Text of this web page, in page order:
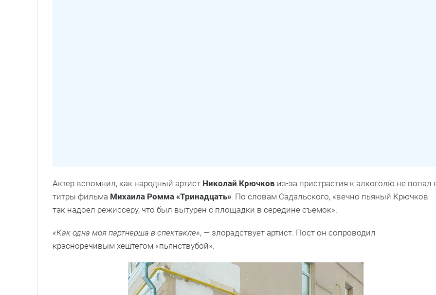
Актер вспомнил, как народный артист Николай Крючков из-за пристрастия к алкоголю не попал
титры фильма Михаила Ромма «Тринадцать». По словам Садальского, «вечно пьяный Крючков
так надоел режиссеру, что был вытурен с площадки в середине съемок».
«Как одна моя партнерша в спектакле», — злорадствует артист. Пост он сопроводил
красноречивым хештегом «пьянствубой».